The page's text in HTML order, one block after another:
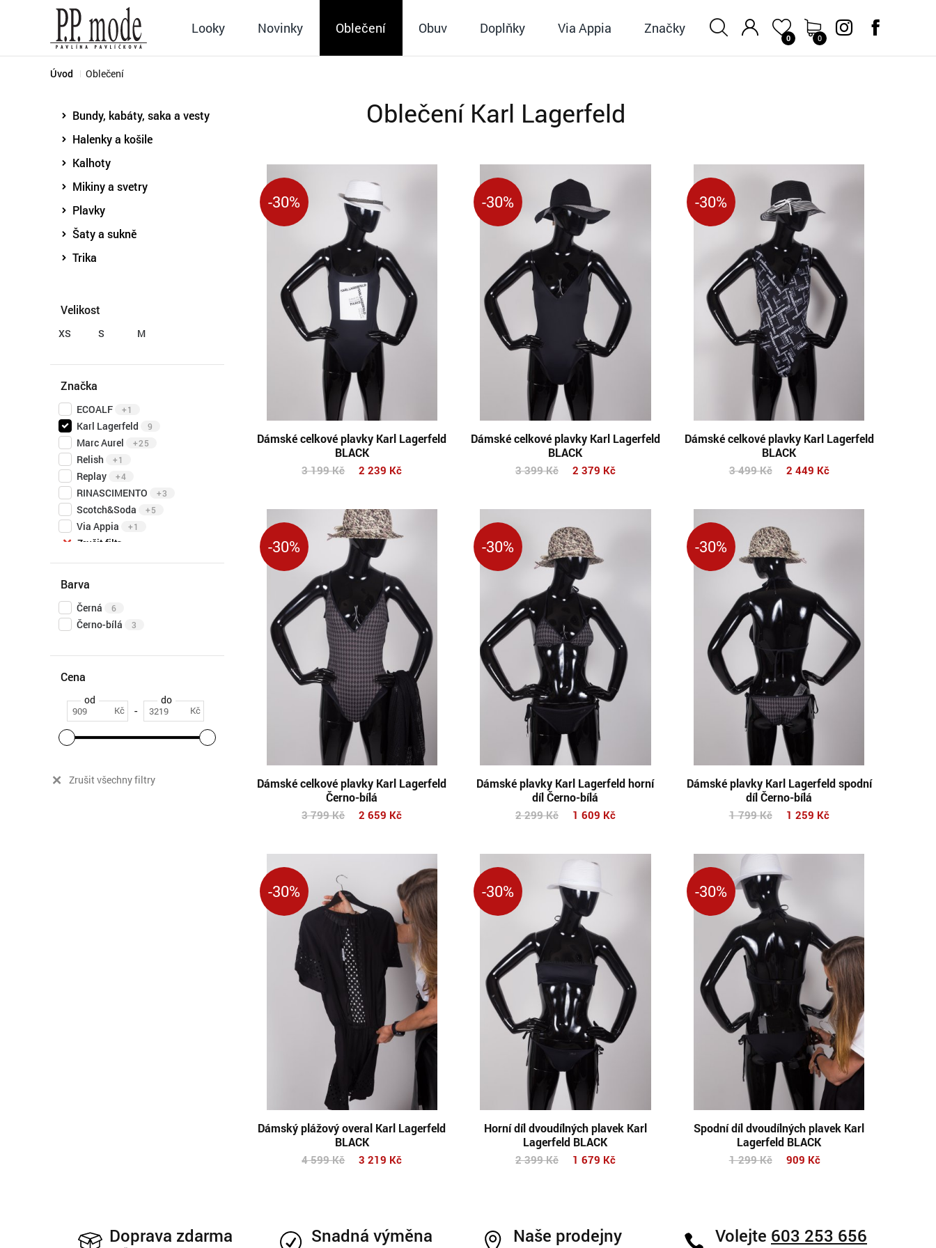
Bundy, kabáty, saka a vesty
Halenky a košile
Kalhoty
Mikiny a svetry
Plavky
Šaty a sukně
Trika
Oblečení Karl Lagerfeld
Dámské celkové plavky Karl Lagerfeld
BLACK
2 239 Kč
3 199Kč
-30%
Dámské celkové plavky Karl Lagerfeld
BLACK
2 379 Kč
3 399Kč
-30%
Dámské celkové plavky Karl Lagerfeld
BLACK
2 449 Kč
3 499Kč
-30%
Dámské celkové plavky Karl Lagerfeld
Černo-bílá
2 659 Kč
3 799Kč
-30%
Dámské plavky Karl Lagerfeld horní
díl Černo-bílá
1 609 Kč
2 299Kč
-30%
Dámské plavky Karl Lagerfeld spodní
díl Černo-bílá
1 259 Kč
1 799Kč
-30%
Dámský plážový overal Karl Lagerfeld
BLACK
3 219 Kč
4 599Kč
-30%
Horní díl dvoudílných plavek Karl
Lagerfeld BLACK
1 679 Kč
2 399Kč
-30%
Spodní díl dvoudílných plavek Karl
Lagerfeld BLACK
909 Kč
1 299Kč
-30%
Velikost
XS S M
Značka
ECOALF +1
Karl Lagerfeld 9
Marc Aurel +25
Relish +1
Replay +4
RINASCIMENTO +3
Scotch&Soda +5
Via Appia +1
Zrušit filtr
Barva
Černá 6
Černo-bílá 3
Cena
od
Kč -
do
Kč
Zrušit všechny filtry
0 0
Úvod Oblečení
Looky Novinky Oblečení Obuv Doplňky Via Appia Značky
Doprava zdarma Snadná výměna Naše prodejny Volejte 603 253 656